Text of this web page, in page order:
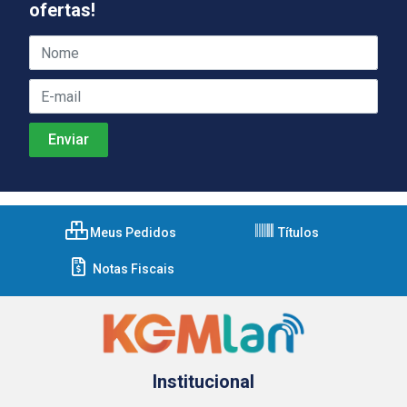
ofertas!
Meus Pedidos Títulos
Notas Fiscais
Institucional